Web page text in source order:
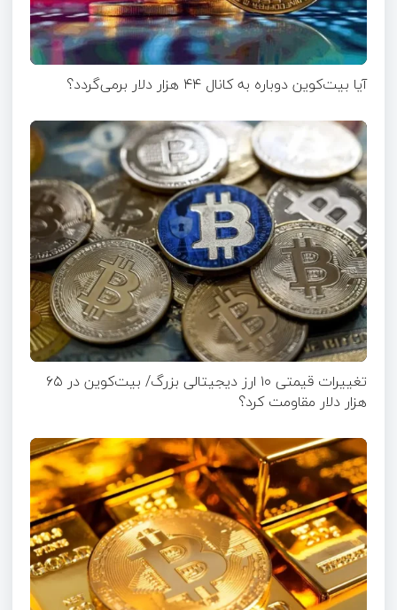
آیا بیت‌کوین دوباره به کانال ۴۴ هزار دلار برمی‌گردد؟
تغییرات قیمتی ۱۰ ارز دیجیتالی بزرگ/ بیت‌کوین در ۶۵
هزار دلار مقاومت کرد؟